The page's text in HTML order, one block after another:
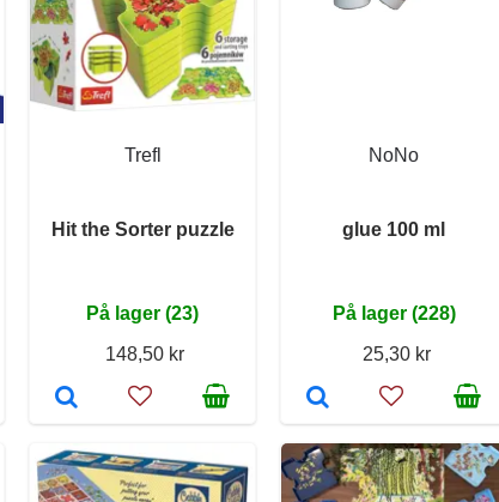
Trefl
Hit the Sorter puzzle
På lager (23)
148,50 kr
NoNo
glue 100 ml
På lager (228)
25,30 kr